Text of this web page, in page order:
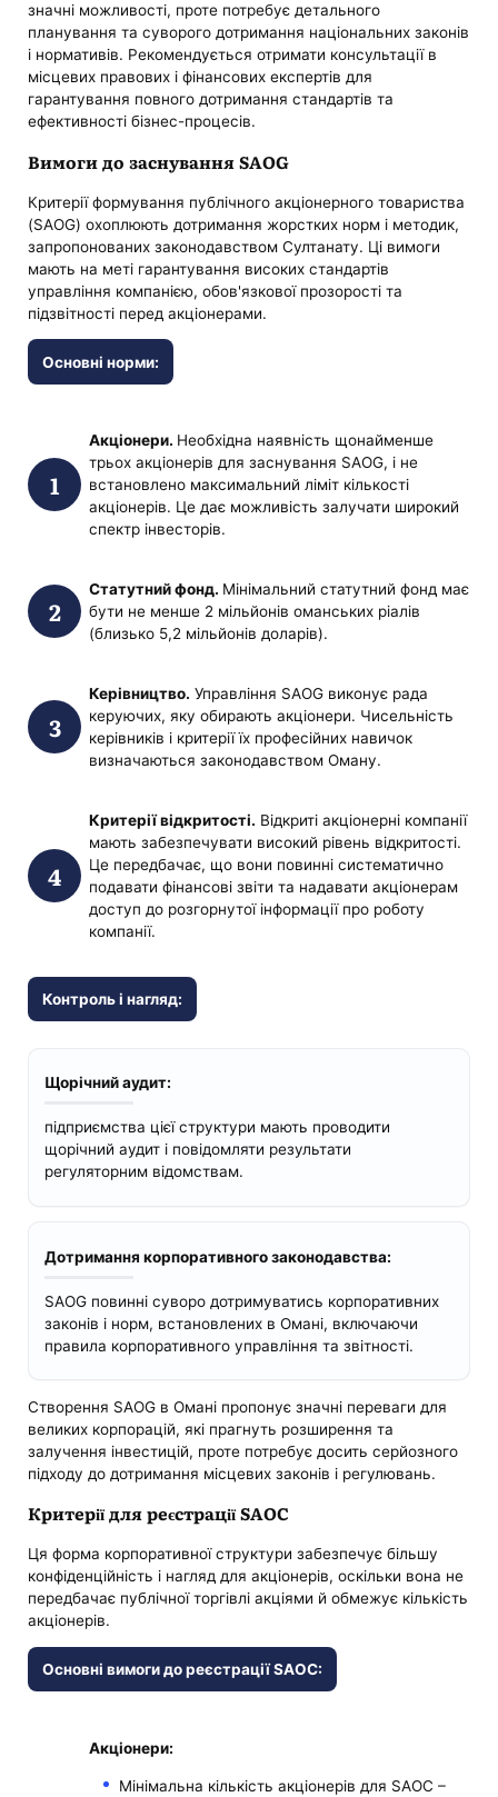
значні можливості, проте потребує детального
планування та суворого дотримання національних законів
і нормативів. Рекомендується отримати консультації в
місцевих правових і фінансових експертів для
гарантування повного дотримання стандартів та
ефективності бізнес-процесів.
Вимоги до заснування SAOG
Критерії формування публічного акціонерного товариства
(SAOG) охоплюють дотримання жорстких норм і методик,
запропонованих законодавством Султанату. Ці вимоги
мають на меті гарантування високих стандартів
управління компанією, обов'язкової прозорості та
підзвітності перед акціонерами.
Основні норми:
Акціонери. Необхідна наявність щонайменше
трьох акціонерів для заснування SAOG, і не
встановлено максимальний ліміт кількості
акціонерів. Це дає можливість залучати широкий
спектр інвесторів.
Статутний фонд. Мінімальний статутний фонд має
бути не менше 2 мільйонів оманських ріалів
(близько 5,2 мільйонів доларів).
Керівництво. Управління SAOG виконує рада
керуючих, яку обирають акціонери. Чисельність
керівників і критерії їх професійних навичок
визначаються законодавством Оману.
Критерії відкритості. Відкриті акціонерні компанії
мають забезпечувати високий рівень відкритості.
Це передбачає, що вони повинні систематично
подавати фінансові звіти та надавати акціонерам
доступ до розгорнутої інформації про роботу
компанії.
Контроль і нагляд:
Щорічний аудит:
підприємства цієї структури мають проводити
щорічний аудит і повідомляти результати
регуляторним відомствам.
Дотримання корпоративного законодавства:
SAOG повинні суворо дотримуватись корпоративних
законів і норм, встановлених в Омані, включаючи
правила корпоративного управління та звітності.
Створення SAOG в Омані пропонує значні переваги для
великих корпорацій, які прагнуть розширення та
залучення інвестицій, проте потребує досить серйозного
підходу до дотримання місцевих законів і регулювань.
Критерії для реєстрації SAOC
Ця форма корпоративної структури забезпечує більшу
конфіденційність і нагляд для акціонерів, оскільки вона не
передбачає публічної торгівлі акціями й обмежує кількість
акціонерів.
Основні вимоги до реєстрації SAOC:
Акціонери:
Мінімальна кількість акціонерів для SAOC –